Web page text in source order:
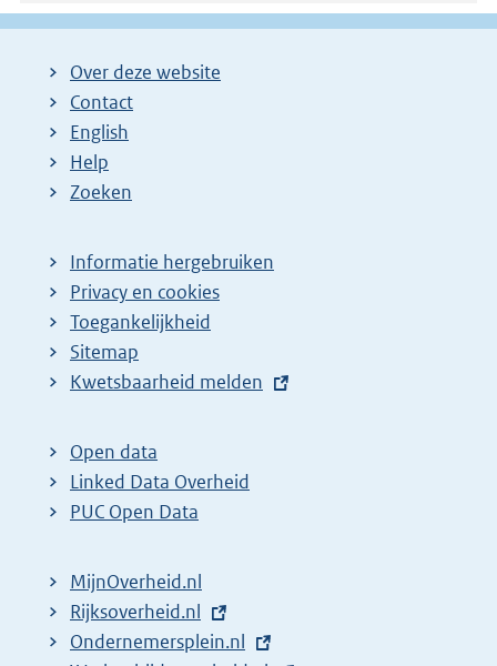
:
Over deze website
Contact
English
Help
Zoeken
Informatie hergebruiken
Privacy en cookies
Toegankelijkheid
Sitemap
E
t
e
r
l
i
n
Kwetsbaarheid melden
Open data
Linked Data Overheid
PUC Open Data
MijnOverheid.nl
E
x
Rijksoverheid.nl
E
Ondernemersplein.nl